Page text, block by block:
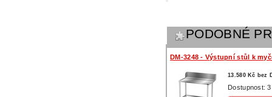
PODOBNÉ
DM-3248 - Výstupní stůl k
13.580 Kč bez
Dostupnost: